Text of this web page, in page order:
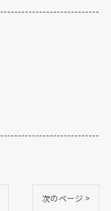
次のページ >